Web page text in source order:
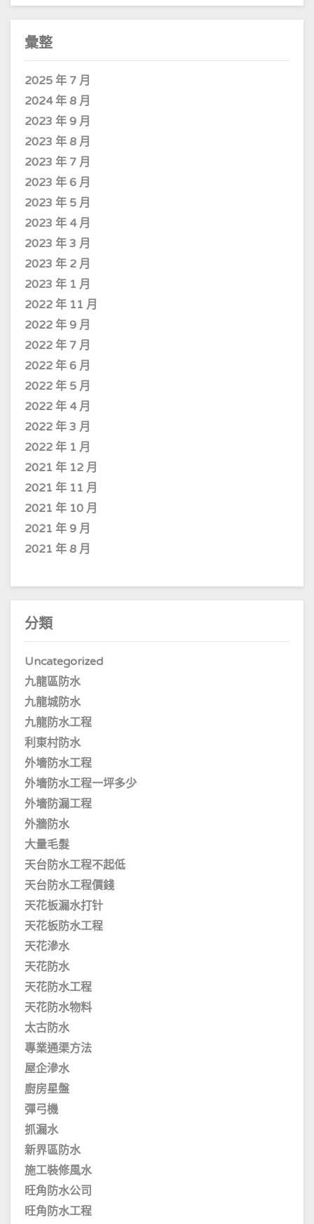
彙整
2025 年 7 月
2024 年 8 月
2023 年 9 月
2023 年 8 月
2023 年 7 月
2023 年 6 月
2023 年 5 月
2023 年 4 月
2023 年 3 月
2023 年 2 月
2023 年 1 月
2022 年 11 月
2022 年 9 月
2022 年 7 月
2022 年 6 月
2022 年 5 月
2022 年 4 月
2022 年 3 月
2022 年 1 月
2021 年 12 月
2021 年 11 月
2021 年 10 月
2021 年 9 月
2021 年 8 月
分類
Uncategorized
九龍區防水
九龍城防水
九龍防水工程
利東村防水
外墻防水工程
外墻防水工程一坪多少
外墻防漏工程
外牆防水
大量毛髮
天台防水工程不起低
天台防水工程價錢
天花板漏水打针
天花板防水工程
天花滲水
天花防水
天花防水工程
天花防水物料
太古防水
專業通渠方法
屋企滲水
廚房星盤
彈弓機
抓漏水
新界區防水
施工裝修風水
旺角防水公司
旺角防水工程